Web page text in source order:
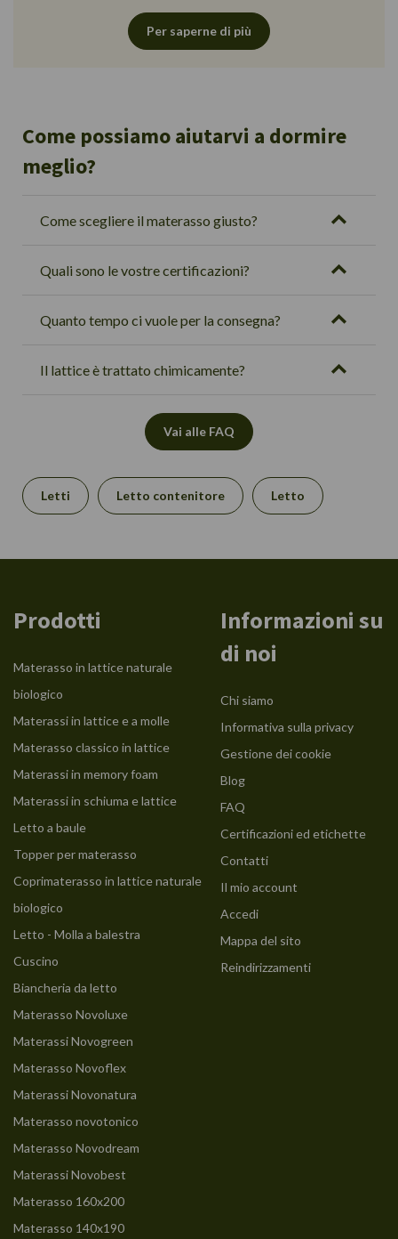
Per saperne di più
Come possiamo aiutarvi a dormire
meglio?
Come scegliere il materasso giusto?
Quali sono le vostre certificazioni?
Quanto tempo ci vuole per la consegna?
Il lattice è trattato chimicamente?
Vai alle FAQ
Letti Letto contenitore Letto
Prodotti
Materasso in lattice naturale
biologico
Materassi in lattice e a molle
Materasso classico in lattice
Materassi in memory foam
Materassi in schiuma e lattice
Letto a baule
Topper per materasso
Coprimaterasso in lattice naturale
biologico
Letto - Molla a balestra
Cuscino
Biancheria da letto
Materasso Novoluxe
Materassi Novogreen
Materasso Novoflex
Materassi Novonatura
Materasso novotonico
Materasso Novodream
Materassi Novobest
Materasso 160x200
Materasso 140x190
Informazioni su
di noi
Chi siamo
Informativa sulla privacy
Gestione dei cookie
Blog
FAQ
Certificazioni ed etichette
Contatti
Il mio account
Accedi
Mappa del sito
Reindirizzamenti